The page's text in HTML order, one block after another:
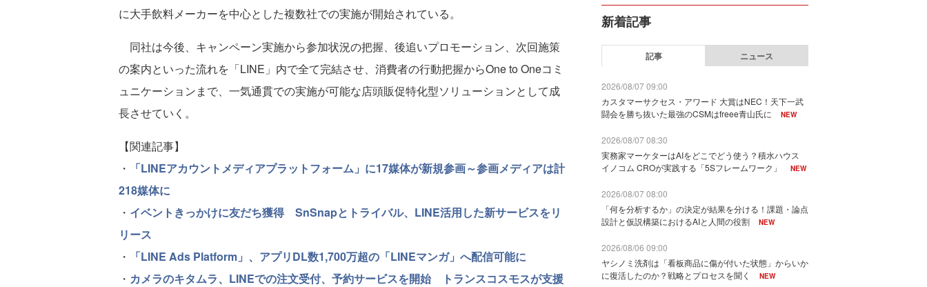
に大手飲料メーカーを中心とした複数社での実施が開始されている。
同社は今後、キャンペーン実施から参加状況の把握、後追いプロモーション、次回施策
の案内といった流れを「LINE」内で全て完結させ、消費者の行動把握からOne to Oneコミ
ュニケーションまで、一気通貫での実施が可能な店頭販促特化型ソリューションとして成
長させていく。
【関連記事】
・
「LINEアカウントメディアプラットフォーム」に17媒体が新規参画～参画メディアは計
218媒体に
・ イベントきっかけに友だち獲得 SnSnapとトライバル、LINE活用した新サービスをリ
リース
・
「LINE Ads Platform」、アプリDL数1,700万超の「LINEマンガ」へ配信可能に
・ カメラのキタムラ、LINEでの注文受付、予約サービスを開始 トランスコスモスが支援
新着記事
記事 ニュース
2026/08/07 09:00
カスタマーサクセス・アワード 大賞はNEC！天下一武
闘会を勝ち抜いた最強のCSMはfreee青山氏に
NEW
2026/08/07 08:30
実務家マーケターはAIをどこでどう使う？積水ハウス
イノコム CROが実践する「5Sフレームワーク」
NEW
2026/08/07 08:00
「何を分析するか」の決定が結果を分ける！課題・論点
設計と仮説構築におけるAIと人間の役割
NEW
2026/08/06 09:00
ヤシノミ洗剤は「看板商品に傷が付いた状態」からいか
に復活したのか？戦略とプロセスを聞く
NEW